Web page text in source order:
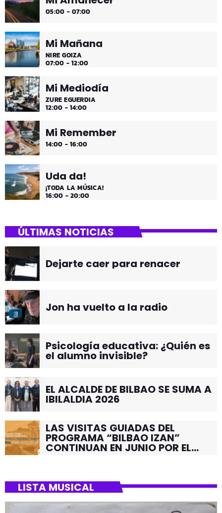
más tranquila.05:00 - 07:00
Mi Mañana
NIRE GOIZA
07:00 - 12:00
Mi Mediodía
ZURE EGUERDIA
12:00 - 14:00
Mi Remember
14:00 - 16:00
Uda da!
¡TODA LA MÚSICA!
16:00 - 20:00
ÚLTIMAS NOTICIAS
Dejarte caer para renacer
Jon ha vuelto a la radio
Psicología educativa: ¿Quién es
el alumno invisible?
EL ALCALDE DE BILBAO SE SUMA A
IBILALDIA 2026
LAS VISITAS GUIADAS DEL
PROGRAMA “BILBAO IZAN”
CONTINUAN EN JUNIO POR EL
LISTA MUSICAL